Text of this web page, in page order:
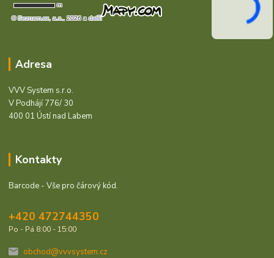
Adresa
VVV System s.r.o.
V Podhájí 776/ 30
400 01 Ústí nad Labem
Kontakty
Barcode - Vše pro čárový kód.
+420 472744350
Po - Pá 8:00 - 15:00
obchod@vvvsystem.cz